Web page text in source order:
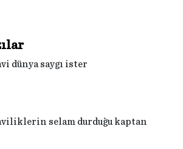
dünya saygı ister
selam durduğu kaptan